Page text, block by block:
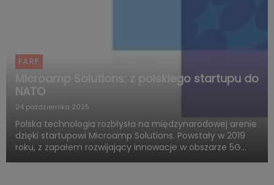
PARP
Microamp Solutions: z polskiego startupu do
NATO
24 października 2025
Polska technologia rozbłysła na międzynarodowej arenie
dzięki startupowi Microamp Solutions. Powstały w 2019
roku, z zapałem rozwijający innowacje w obszarze 5G